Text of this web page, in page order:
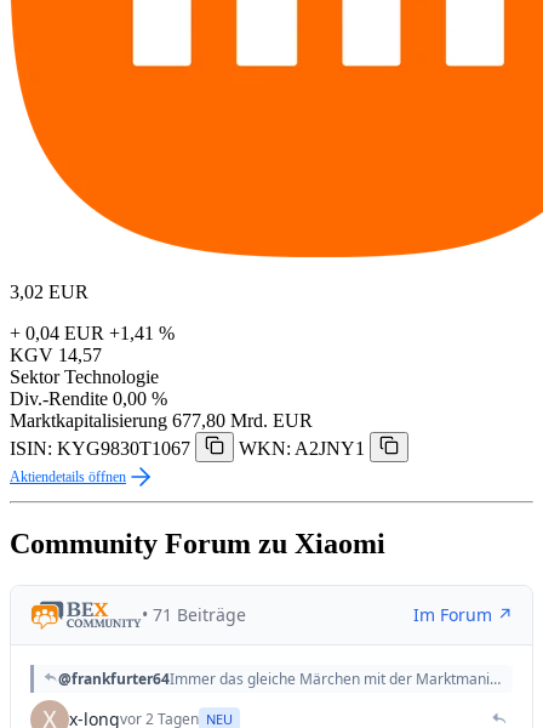
3,02 EUR
+ 0,04 EUR +1,41 %
KGV 14,57
Sektor Technologie
Div.-Rendite 0,00 %
Marktkapitalisierung 677,80 Mrd. EUR
ISIN: KYG9830T1067
WKN: A2JNY1
Aktiendetails öffnen
Community Forum zu Xiaomi